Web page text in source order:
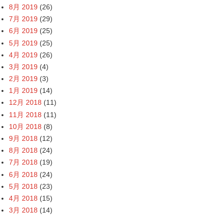
8月 2019 (26)
7月 2019 (29)
6月 2019 (25)
5月 2019 (25)
4月 2019 (26)
3月 2019 (4)
2月 2019 (3)
1月 2019 (14)
12月 2018 (11)
11月 2018 (11)
10月 2018 (8)
9月 2018 (12)
8月 2018 (24)
7月 2018 (19)
6月 2018 (24)
5月 2018 (23)
4月 2018 (15)
3月 2018 (14)